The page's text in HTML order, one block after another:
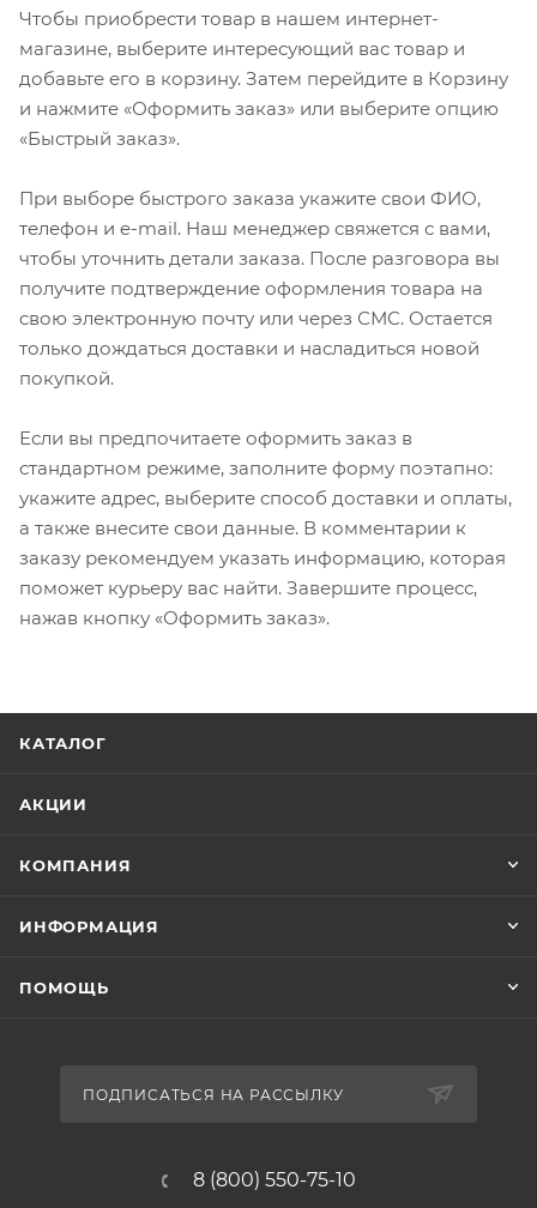
Чтобы приобрести товар в нашем интернет-
магазине, выберите интересующий вас товар и
добавьте его в корзину. Затем перейдите в Корзину
и нажмите «Оформить заказ» или выберите опцию
«Быстрый заказ».
При выборе быстрого заказа укажите свои ФИО,
телефон и e-mail. Наш менеджер свяжется с вами,
чтобы уточнить детали заказа. После разговора вы
получите подтверждение оформления товара на
свою электронную почту или через СМС. Остается
только дождаться доставки и насладиться новой
покупкой.
Если вы предпочитаете оформить заказ в
стандартном режиме, заполните форму поэтапно:
укажите адрес, выберите способ доставки и оплаты,
а также внесите свои данные. В комментарии к
заказу рекомендуем указать информацию, которая
поможет курьеру вас найти. Завершите процесс,
нажав кнопку «Оформить заказ».
КАТАЛОГ
АКЦИИ
КОМПАНИЯ
ИНФОРМАЦИЯ
ПОМОЩЬ
ПОДПИСАТЬСЯ НА РАССЫЛКУ
8 (800) 550-75-10